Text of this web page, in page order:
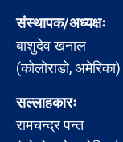
संस्थापक/अध्यक्षः
बाशुदेव खनाल
(कोलोराडो, अमेरिका)
सल्लाहकारः
रामचन्द्र पन्त